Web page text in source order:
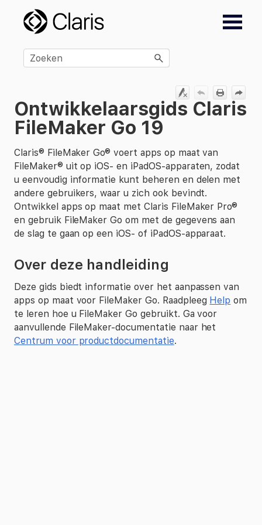
Overslaan en naar hoofdinhoud
Ontwikkelaarsgids Claris
FileMaker Go 19
Claris® FileMaker Go® voert apps op maat van
FileMaker® uit op iOS- en iPadOS-apparaten, zodat
u eenvoudig informatie kunt beheren en delen met
andere gebruikers, waar u zich ook bevindt.
Ontwikkel apps op maat met Claris FileMaker Pro®
en gebruik FileMaker Go om met de gegevens aan
de slag te gaan op een iOS- of iPadOS-apparaat.
Over deze handleiding
Deze gids biedt informatie over het aanpassen van
apps op maat voor FileMaker Go. Raadpleeg Help om
te leren hoe u FileMaker Go gebruikt. Ga voor
aanvullende FileMaker-documentatie naar het
Centrum voor productdocumentatie.